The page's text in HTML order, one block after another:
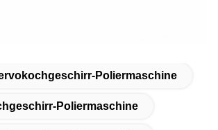
Poliermaschine
Poliermaschine